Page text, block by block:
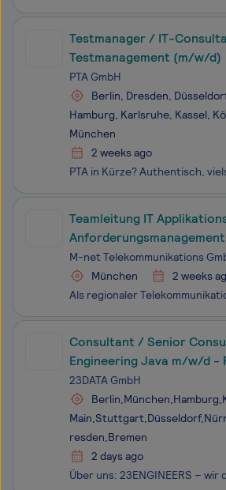
Testmanager / IT-
Testmanagement (m/w/d)
PTA GmbH
Berlin, Dresden,
Hamburg, Karlsruhe, Kassel,
München
2 weeks ago
Teamleitung IT
M-net Telekommunikations
München
2 weeks
Consultant / Senior
Engineering Java m/w/d -
Main
23DATA GmbH
resden,Bremen
2 days ago